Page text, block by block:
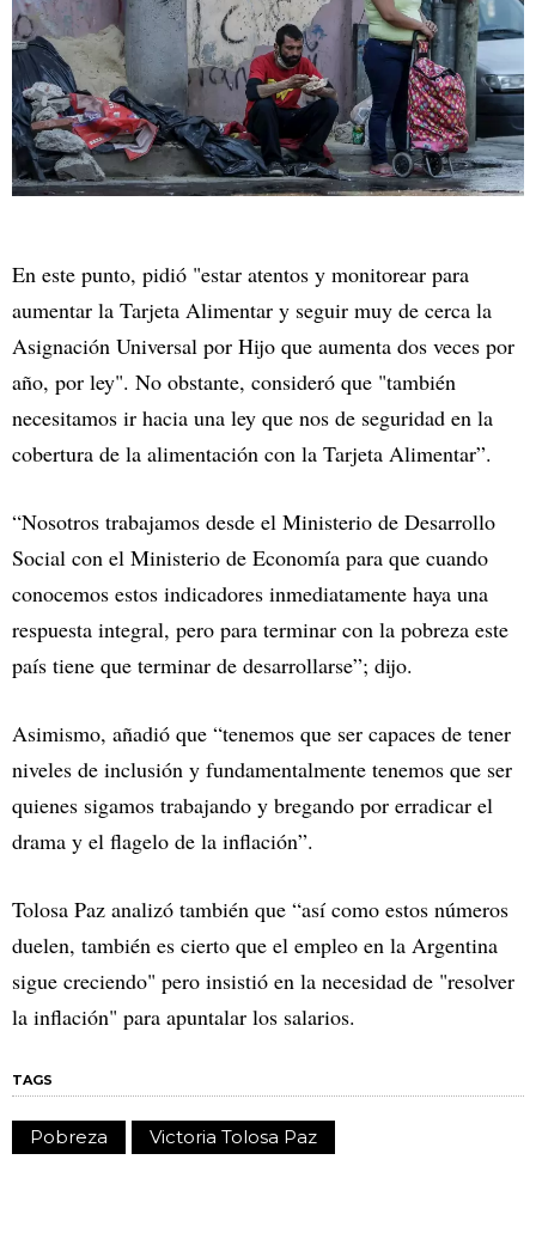
En este punto, pidió "estar atentos y monitorear para
aumentar la Tarjeta Alimentar y seguir muy de cerca la
Asignación Universal por Hijo que aumenta dos veces por
año, por ley". No obstante, consideró que "también
necesitamos ir hacia una ley que nos de seguridad en la
cobertura de la alimentación con la Tarjeta Alimentar”.
“Nosotros trabajamos desde el Ministerio de Desarrollo
Social con el Ministerio de Economía para que cuando
conocemos estos indicadores inmediatamente haya una
respuesta integral, pero para terminar con la pobreza este
país tiene que terminar de desarrollarse”; dijo.
Asimismo, añadió que “tenemos que ser capaces de tener
niveles de inclusión y fundamentalmente tenemos que ser
quienes sigamos trabajando y bregando por erradicar el
drama y el flagelo de la inflación”.
Tolosa Paz analizó también que “así como estos números
duelen, también es cierto que el empleo en la Argentina
sigue creciendo" pero insistió en la necesidad de "resolver
la inflación" para apuntalar los salarios.
TAGS
Pobreza Victoria Tolosa Paz